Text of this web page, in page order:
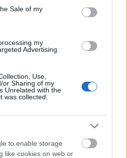
Sale of my
my
Advertising.
Use,
or Sharing of my
Unrelated with the
was collected.
to enable storage
like cookies on web or